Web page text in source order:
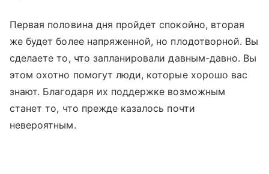
Первая половина дня пройдет спокойно, вторая
же будет более напряженной, но плодотворной. Вы
сделаете то, что запланировали давным-давно. Вы
этом охотно помогут люди, которые хорошо вас
знают. Благодаря их поддержке возможным
станет то, что прежде казалось почти
невероятным.